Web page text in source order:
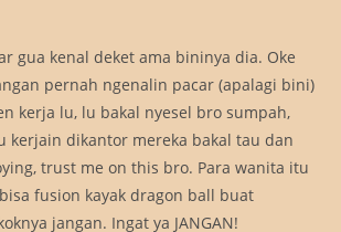
gua kenal deket ama bininya dia. Oke
pernah ngenalin pacar (apalagi bini)
kerja lu, lu bakal nyesel bro sumpah,
kerjain dikantor mereka bakal tau dan
trust me on this bro. Para wanita itu
fusion kayak dragon ball buat
jangan. Ingat ya JANGAN!